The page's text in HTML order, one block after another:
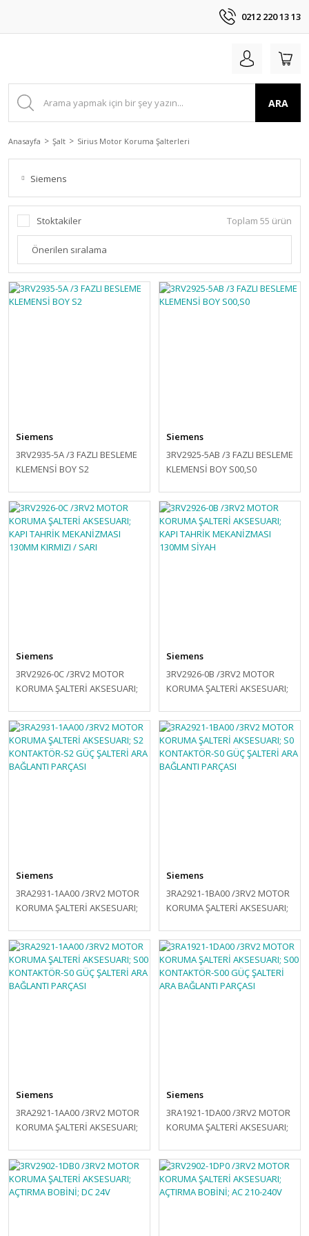
0212 220 13 13
ARA
Anasayfa Şalt Sirius Motor Koruma Şalterleri
Siemens
Stoktakiler Toplam 55 ürün
Siemens
3RV2935-5A /3 FAZLI BESLEME
KLEMENSİ BOY S2
Siemens
3RV2925-5AB /3 FAZLI BESLEME
KLEMENSİ BOY S00,S0
Siemens
3RV2926-0C /3RV2 MOTOR
KORUMA ŞALTERİ AKSESUARI;
130MM KIRMIZI / SARI
Siemens
3RV2926-0B /3RV2 MOTOR
KORUMA ŞALTERİ AKSESUARI;
130MM SİYAH
Siemens
3RA2931-1AA00 /3RV2 MOTOR
KORUMA ŞALTERİ AKSESUARI;
ŞALTERİ ARA BAĞLANTI
PARÇASI
Siemens
3RA2921-1BA00 /3RV2 MOTOR
KORUMA ŞALTERİ AKSESUARI;
ŞALTERİ ARA BAĞLANTI
PARÇASI
Siemens
3RA2921-1AA00 /3RV2 MOTOR
KORUMA ŞALTERİ AKSESUARI;
ŞALTERİ ARA BAĞLANTI
PARÇASI
Siemens
3RA1921-1DA00 /3RV2 MOTOR
KORUMA ŞALTERİ AKSESUARI;
ŞALTERİ ARA BAĞLANTI
PARÇASI